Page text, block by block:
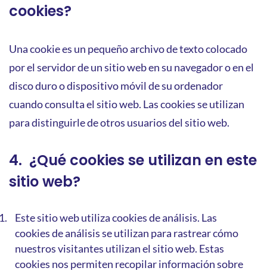
cookies?
Una cookie es un pequeño archivo de texto colocado
por el servidor de un sitio web en su navegador o en el
disco duro o dispositivo móvil de su ordenador
cuando consulta el sitio web. Las cookies se utilizan
para distinguirle de otros usuarios del sitio web.
4. ¿Qué cookies se utilizan en este
sitio web?
Este sitio web utiliza cookies de análisis. Las
cookies de análisis se utilizan para rastrear cómo
nuestros visitantes utilizan el sitio web. Estas
cookies nos permiten recopilar información sobre